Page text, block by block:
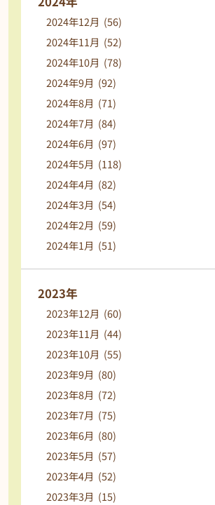
2024年12月 (56)
2024年11月 (52)
2024年10月 (78)
2024年9月 (92)
2024年8月 (71)
2024年7月 (84)
2024年6月 (97)
2024年5月 (118)
2024年4月 (82)
2024年3月 (54)
2024年2月 (59)
2024年1月 (51)
2023年
2023年12月 (60)
2023年11月 (44)
2023年10月 (55)
2023年9月 (80)
2023年8月 (72)
2023年7月 (75)
2023年6月 (80)
2023年5月 (57)
2023年4月 (52)
2023年3月 (15)